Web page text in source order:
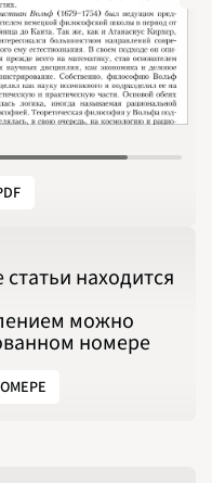
находится
можно
номере